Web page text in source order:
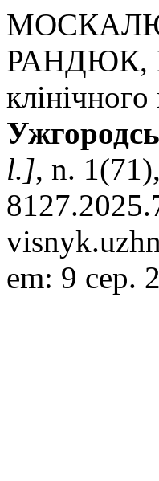
РАНДЮК,
l.], n.
em: 9 сер.